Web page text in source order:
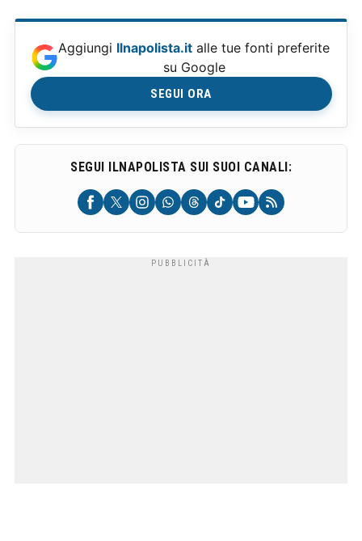
Aggiungi Ilnapolista.it alle tue fonti preferite
su Google
SEGUI ORA
SEGUI ILNAPOLISTA SUI SUOI CANALI: